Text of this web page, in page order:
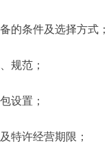
的条件及选择方式
规范；
设置；
特许经营期限；